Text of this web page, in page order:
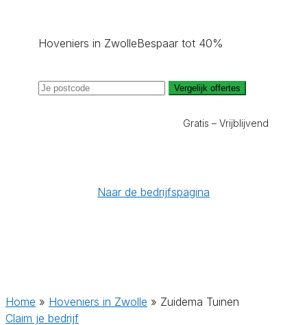
Hoveniers in ZwolleBespaar tot 40%
Vergelijk offertes
Gratis – Vrijblijvend
Naar de bedrijfspagina
Home » Hoveniers in Zwolle » Zuidema Tuinen
Claim je bedrijf